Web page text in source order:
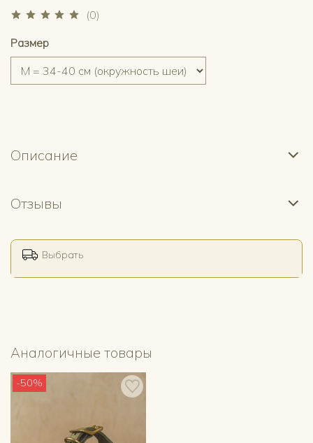
(0)
Размер
Описание
Отзывы
Выбрать
Аналогичные товары
-50%